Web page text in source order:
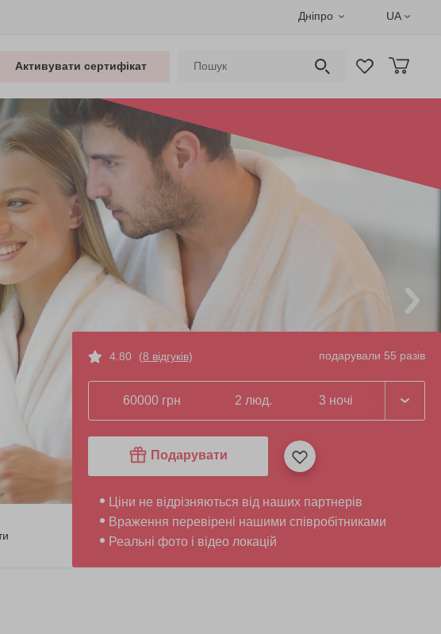
Дніпро UA
Активувати сертифікат
4.80 (8 відгуків) подарували 55 разів
60000 грн 2 люд. 3 ночі
Подарувати
Ціни не відрізняються від наших партнерів
Враження перевірені нашими співробітниками
Реальні фото і відео локацій